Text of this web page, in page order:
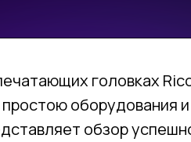
головках
оборудования
обзор